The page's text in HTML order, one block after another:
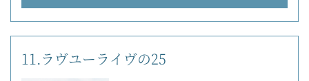
11.ラヴユーライヴの25